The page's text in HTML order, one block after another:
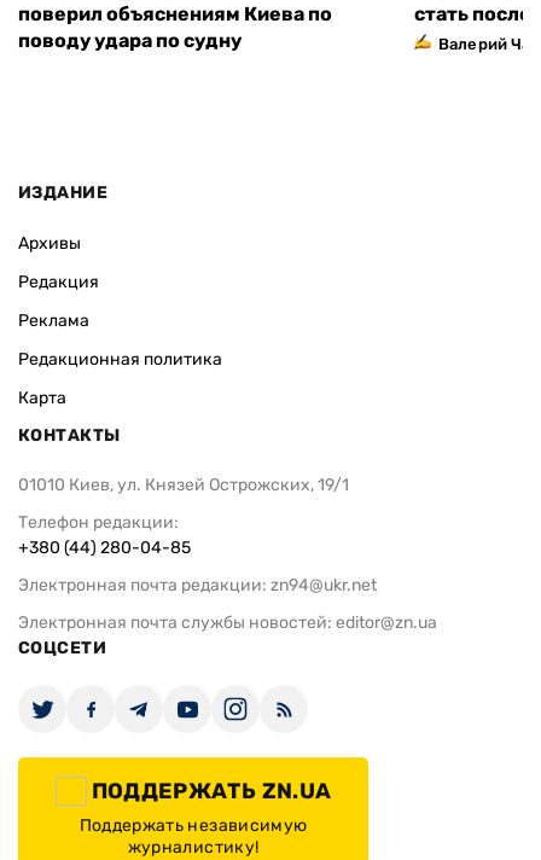
поверил объяснениям Киева по
поводу удара по судну
стать
Валерий
ИЗДАНИЕ
Архивы
Редакция
Реклама
Редакционная политика
Карта
КОНТАКТЫ
01010 Киев, ул. Князей Острожских, 19/1
Телефон редакции:
+380 (44) 280-04-85
Электронная почта редакции: zn94@ukr.net
Электронная почта службы новостей: editor@zn.ua
СОЦСЕТИ
ПОДДЕРЖАТЬ ZN.UA
Поддержать независимую
журналистику!